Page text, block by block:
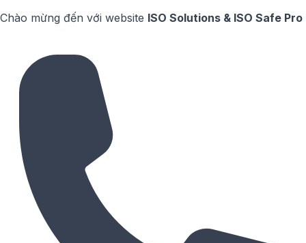
Chào mừng đến với website ISO Solutions & ISO Safe Pro